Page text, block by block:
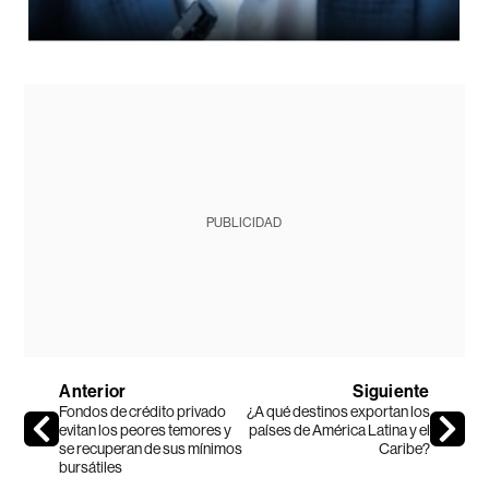
PUBLICIDAD
Anterior
Fondos de crédito privado
evitan los peores temores y
se recuperan de sus mínimos
bursátiles
Siguiente
¿A qué destinos exportan los
países de América Latina y el
Caribe?